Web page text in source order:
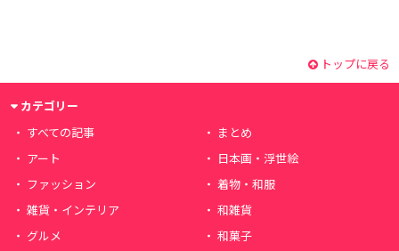
トップに戻る
カテゴリー
すべての記事
まとめ
アート
日本画・浮世絵
ファッション
着物・和服
雑貨・インテリア
和雑貨
グルメ
和菓子